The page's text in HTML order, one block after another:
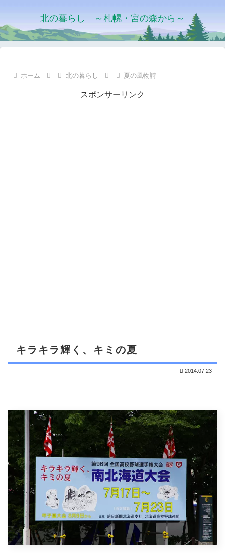
北の暮らし ～札幌・宮の森から～
ホーム 北の暮らし 夏の風物詩
スポンサーリンク
キラキラ輝く、キミの夏
2014.07.23